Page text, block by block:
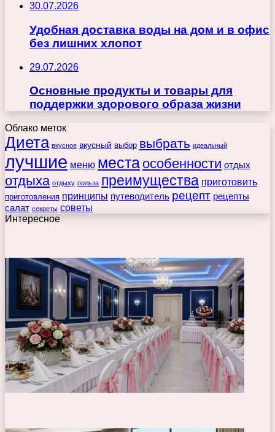
30.07.2026
Удобная доставка воды на дом и в офис
без лишних хлопот
29.07.2026
Основные продукты и товары для
поддержки здорового образа жизни
Облако меток
Диета вкусное вкусный выбор выбрать идеальный
лучшие меню места особенности отдых
отдыха отдыху польза преимущества приготовить
приготовления принципы путеводитель рецепт рецепты
салат секреты советы
Интересное